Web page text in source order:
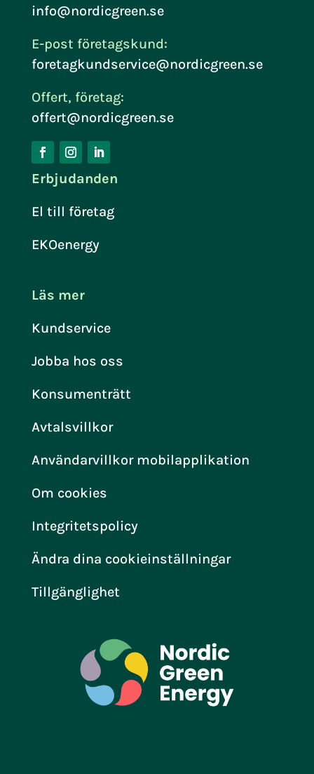
info@nordicgreen.se
E-post företagskund:
foretagkundservice@nordicgreen.se
Offert, företag:
offert@nordicgreen.se
Erbjudanden
El till företag
EKOenergy
Läs mer
Kundservice
Jobba hos oss
Konsumenträtt
Avtalsvillkor
Användarvillkor mobilapplikation
Om cookies
Integritetspolicy
Ändra dina cookieinställningar
Tillgänglighet